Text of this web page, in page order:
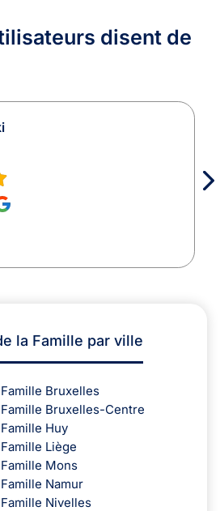
disent de
la Famille par ville
Bruxelles
Bruxelles-Centre
Huy
Liège
Mons
Namur
Nivelles